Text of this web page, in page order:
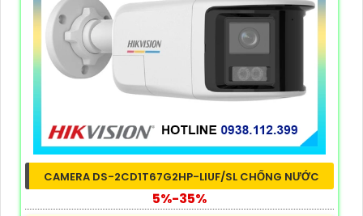
CAMERA DS-2CD1T67G2HP-LIUF/SL CHỐNG NƯỚC
5%-35%